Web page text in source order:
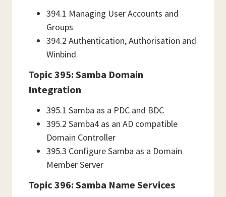
394.1 Managing User Accounts and
Groups
394.2 Authentication, Authorisation and
Winbind
Topic 395: Samba Domain
Integration
395.1 Samba as a PDC and BDC
395.2 Samba4 as an AD compatible
Domain Controller
395.3 Configure Samba as a Domain
Member Server
Topic 396: Samba Name Services